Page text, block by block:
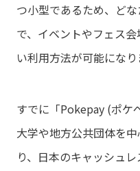
つ小型であるため、ど
で、イベントやフェス
い利用方法が可能になり
すでに「Pokepay (⁩ポケ
大学や地方公共団体を
り、日本のキャッシュ